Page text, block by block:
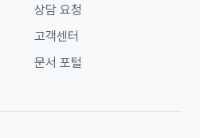
상담 요청
고객센터
문서 포털